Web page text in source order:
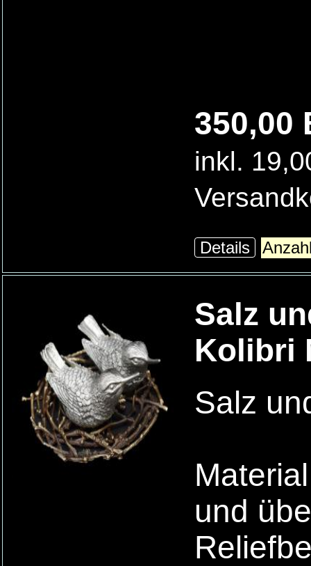
350,00
inkl.
Details
Salz
Kolibri
Salz
und